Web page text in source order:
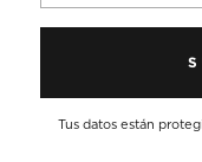
Tus datos están